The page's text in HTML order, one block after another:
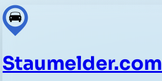
Staumelder.com